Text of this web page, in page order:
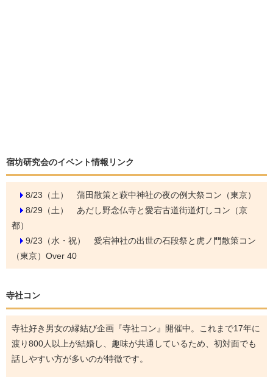
宿坊研究会のイベント情報リンク
8/23（土） 蒲田散策と萩中神社の夜の例大祭コン（東京）
8/29（土） あだし野念仏寺と愛宕古道街道灯しコン（京
都）
9/23（水・祝） 愛宕神社の出世の石段祭と虎ノ門散策コン
（東京）Over 40
寺社コン
寺社好き男女の縁結び企画『寺社コン』開催中。これまで17年に
渡り800人以上が結婚し、趣味が共通しているため、初対面でも
話しやすい方が多いのが特徴です。